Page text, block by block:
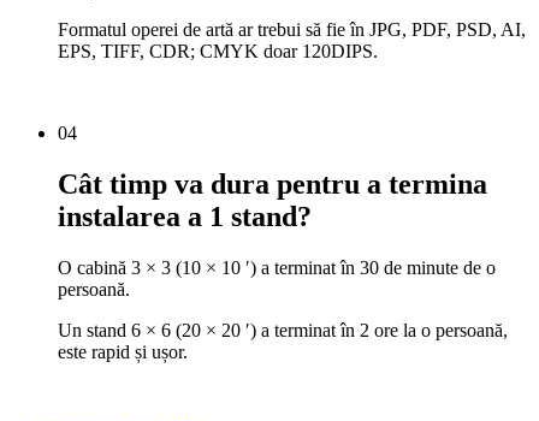
Formatul operei de artă ar trebui să fie în JPG, PDF, PSD, AI,
EPS, TIFF, CDR; CMYK doar 120DIPS.
04
Cât timp va dura pentru a termina
instalarea a 1 stand?
O cabină 3 × 3 (10 × 10 ′) a terminat în 30 de minute de o
persoană.
Un stand 6 × 6 (20 × 20 ′) a terminat în 2 ore la o persoană,
este rapid și ușor.